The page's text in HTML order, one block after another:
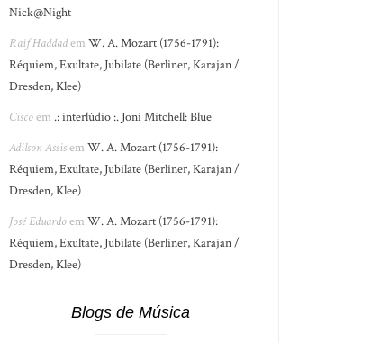
Nick@Night
Raif HaddademW. A. Mozart (1756-1791):
Réquiem, Exultate, Jubilate (Berliner, Karajan /
Dresden, Klee)
Ciscoem .: interlúdio :. Joni Mitchell: Blue
Adilson AssisemW. A. Mozart (1756-1791):
Réquiem, Exultate, Jubilate (Berliner, Karajan /
Dresden, Klee)
José EduardoemW. A. Mozart (1756-1791):
Réquiem, Exultate, Jubilate (Berliner, Karajan /
Dresden, Klee)
Blogs de Música